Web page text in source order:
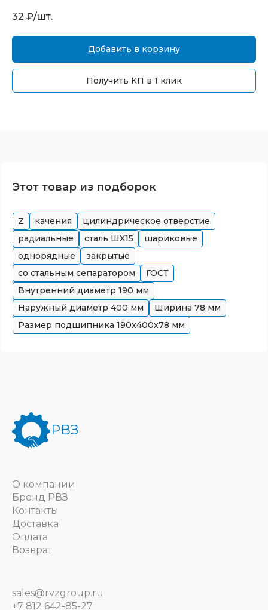
32 ₽/шт.
Добавить в корзину
Получить КП в 1 клик
Этот товар из подборок
Z качения
цилиндрическое отверстие
радиальные
сталь ШХ15
шариковые
однорядные
закрытые
со стальным сепаратором
ГОСТ
Внутренний диаметр 190 мм
Наружный диаметр 400 мм Ширина 78 мм
Размер подшипника 190x400x78 мм
РВЗ
О компании
Бренд РВЗ
Контакты
Доставка
Оплата
Возврат
sales@rvzgroup.ru
+7 812 642-85-27